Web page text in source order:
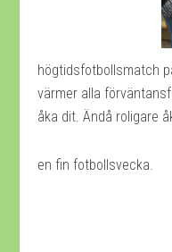
högtidsfotbollsmatch
värmer alla
åka dit. Ändå roligare
en fin fotbollsvecka.